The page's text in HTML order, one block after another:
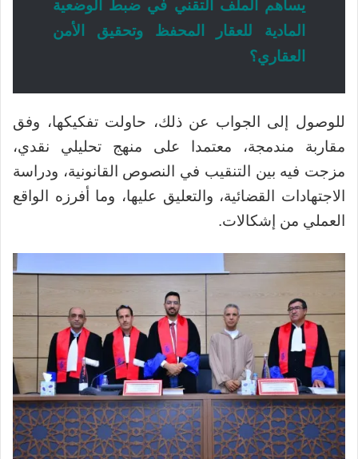
يساهم الملف التقني في ضبط الوضعية
المادية للعقار المحفظ وتحقيق الأمن
العقاري؟
للوصول إلى الجواب عن ذلك، حاولت تفكيكها، وفق
مقاربة مندمجة، معتمدا على منهج تحليلي نقدي،
مزجت فيه بين التنقيب في النصوص القانونية، ودراسة
الاجتهادات القضائية، والتعليق عليها، وما أفرزه الواقع
العملي من إشكالات.